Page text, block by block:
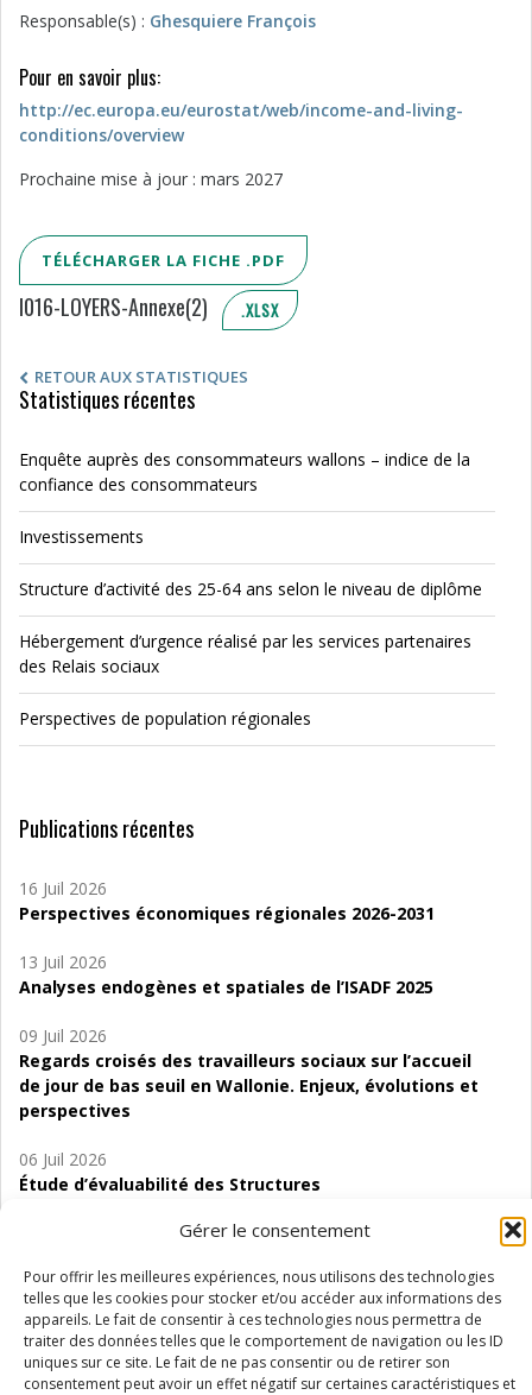
Gérer le consentement
Pour offrir les meilleures expériences, nous utilisons des technologies
telles que les cookies pour stocker et/ou accéder aux informations des
appareils. Le fait de consentir à ces technologies nous permettra de
traiter des données telles que le comportement de navigation ou les ID
uniques sur ce site. Le fait de ne pas consentir ou de retirer son
consentement peut avoir un effet négatif sur certaines caractéristiques et
Responsable(s) : Ghesquiere François
Pour en savoir plus:
http://ec.europa.eu/eurostat/web/income-and-living-
conditions/overview
Prochaine mise à jour : mars 2027
TÉLÉCHARGER LA FICHE .PDF
I016-LOYERS-Annexe(2) .XLSX
RETOUR AUX STATISTIQUES
Statistiques récentes
Enquête auprès des consommateurs wallons – indice de la
confiance des consommateurs
Investissements
Structure d’activité des 25-64 ans selon le niveau de diplôme
Hébergement d’urgence réalisé par les services partenaires
des Relais sociaux
Perspectives de population régionales
Publications récentes
16 Juil 2026
Perspectives économiques régionales 2026-2031
13 Juil 2026
Analyses endogènes et spatiales de l’ISADF 2025
09 Juil 2026
Regards croisés des travailleurs sociaux sur l’accueil
de jour de bas seuil en Wallonie. Enjeux, évolutions et
perspectives
06 Juil 2026
Étude d’évaluabilité des Structures
Pénurie du personnel infirmier :quels indicateurs
d’offre de soins pour comprendre la situation en
Wallonie ?